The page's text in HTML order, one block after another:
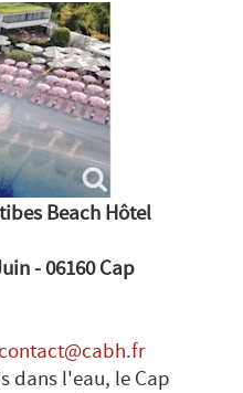
Beach Hôtel
- 06160 Cap
dans l'eau, le Cap